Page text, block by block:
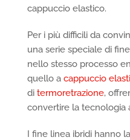
cappuccio elastico.
Per i più difficili da
una serie speciale di
nello stesso processo
quello a cappuccio
di termoretrazione,
convertire la tecnologia
I fine linea ibridi hanno